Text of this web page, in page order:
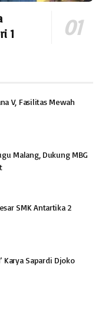
1
V, Fasilitas Mewah
Malang, Dukung MBG
SMK Antartika 2
Karya Sapardi Djoko